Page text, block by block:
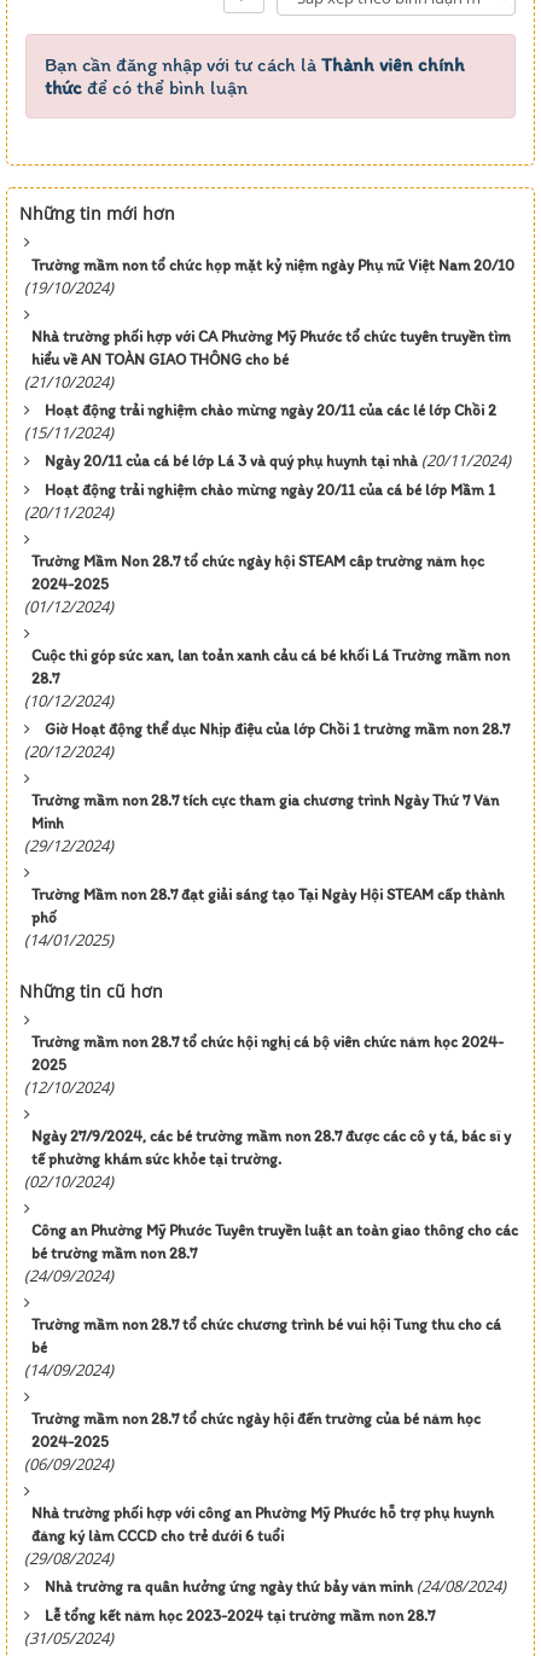
Bạn cần đăng nhập với tư cách là Thành viên chính
thức để có thể bình luận
Những tin mới hơn
Trường mầm non tổ chức họp mặt kỷ niệm ngày Phụ nữ Việt Nam 20/10
(19/10/2024)
Nhà trường phối hợp với CA Phường Mỹ Phước tổ chức tuyên truyền tìm
hiểu về AN TOÀN GIAO THÔNG cho bé
(21/10/2024)
Hoạt động trải nghiệm chào mừng ngày 20/11 của các lé lớp Chồi 2
(15/11/2024)
Ngày 20/11 của cá bé lớp Lá 3 và quý phụ huynh tại nhà (20/11/2024)
Hoạt động trải nghiệm chào mừng ngày 20/11 của cá bé lớp Mầm 1
(20/11/2024)
Trường Mầm Non 28.7 tổ chức ngày hội STEAM câp trường năm học
2024-2025
(01/12/2024)
Cuộc thi góp sức xan, lan toản xanh cảu cá bé khối Lá Trường mầm non
28.7
(10/12/2024)
Giờ Hoạt động thể dục Nhịp điệu của lớp Chồi 1 trường mầm non 28.7
(20/12/2024)
Trường mầm non 28.7 tích cực tham gia chương trình Ngày Thứ 7 Văn
Minh
(29/12/2024)
Trường Mầm non 28.7 đạt giải sáng tạo Tại Ngày Hội STEAM cấp thành
phố
(14/01/2025)
Những tin cũ hơn
Trường mầm non 28.7 tổ chức hội nghị cá bộ viên chức năm học 2024-
2025
(12/10/2024)
Ngày 27/9/2024, các bé trường mầm non 28.7 được các cô y tá, bác sĩ y
tế phường khám sức khỏe tại trường.
(02/10/2024)
Công an Phường Mỹ Phước Tuyên truyền luật an toàn giao thông cho các
bé trường mầm non 28.7
(24/09/2024)
Trường mầm non 28.7 tổ chức chương trình bé vui hội Tung thu cho cá
bé
(14/09/2024)
Trường mầm non 28.7 tổ chức ngày hội đến trường của bé năm học
2024-2025
(06/09/2024)
Nhà trường phối hợp với công an Phường Mỹ Phước hỗ trợ phụ huynh
đăng ký làm CCCD cho trẻ dưới 6 tuổi
(29/08/2024)
Nhà trường ra quân hưởng ứng ngày thứ bảy văn minh (24/08/2024)
Lễ tổng kết năm học 2023-2024 tại trường mầm non 28.7
(31/05/2024)